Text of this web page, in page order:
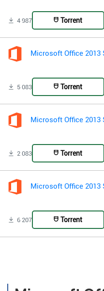
4 987 Torrent
Microsoft Office 2013
5 083 Torrent
Microsoft Office
2 083 Torrent
Microsoft Office 2013
6 207 Torrent